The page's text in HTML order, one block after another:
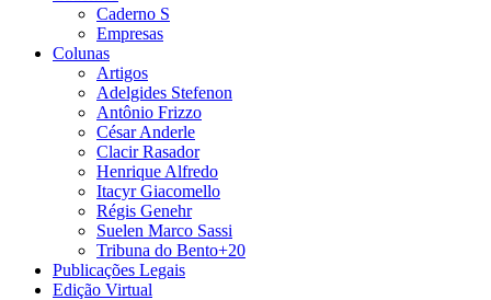
Caderno S
Empresas
Colunas
Artigos
Adelgides Stefenon
Antônio Frizzo
César Anderle
Clacir Rasador
Henrique Alfredo
Itacyr Giacomello
Régis Genehr
Suelen Marco Sassi
Tribuna do Bento+20
Publicações Legais
Edição Virtual